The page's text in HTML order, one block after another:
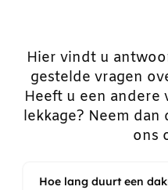
Hier vindt u
gestelde vragen
Heeft u een andere
lekkage? Neem
ons
Hoe lang duurt een